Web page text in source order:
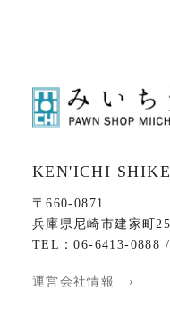
KEN'ICHI
〒660-0871
兵庫県尼崎市建家町
TEL：06-6413-0888
運営会社情報 ›